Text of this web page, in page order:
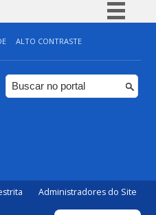
Simplifique!
Comunica BR
Participe
ALTO CONTRASTE
Administradores do Site